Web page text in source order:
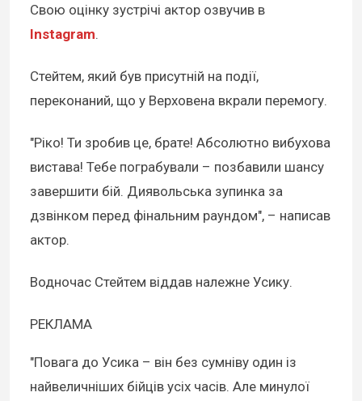
Свою оцінку зустрічі актор озвучив в
Instagram.
Стейтем, який був присутній на події,
переконаний, що у Верховена вкрали перемогу.
"Ріко! Ти зробив це, брате! Абсолютно вибухова
вистава! Тебе пограбували – позбавили шансу
завершити бій. Диявольська зупинка за
дзвінком перед фінальним раундом", – написав
актор.
Водночас Стейтем віддав належне Усику.
РЕКЛАМА
"Повага до Усика – він без сумніву один із
найвеличніших бійців усіх часів. Але минулої